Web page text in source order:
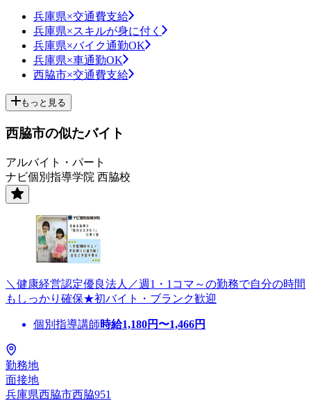
兵庫県×交通費支給
兵庫県×スキルが身に付く
兵庫県×バイク通勤OK
兵庫県×車通勤OK
西脇市×交通費支給
もっと見る
西脇市の似たバイト
アルバイト・パート
ナビ個別指導学院 西脇校
＼健康経営認定優良法人／週1・1コマ～の勤務で自分の時間
もしっかり確保★初バイト・ブランク歓迎
個別指導講師時給1,180円〜1,466円
勤務地
面接地
兵庫県西脇市西脇951